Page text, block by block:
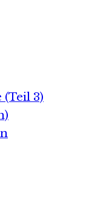
(Teil 3)